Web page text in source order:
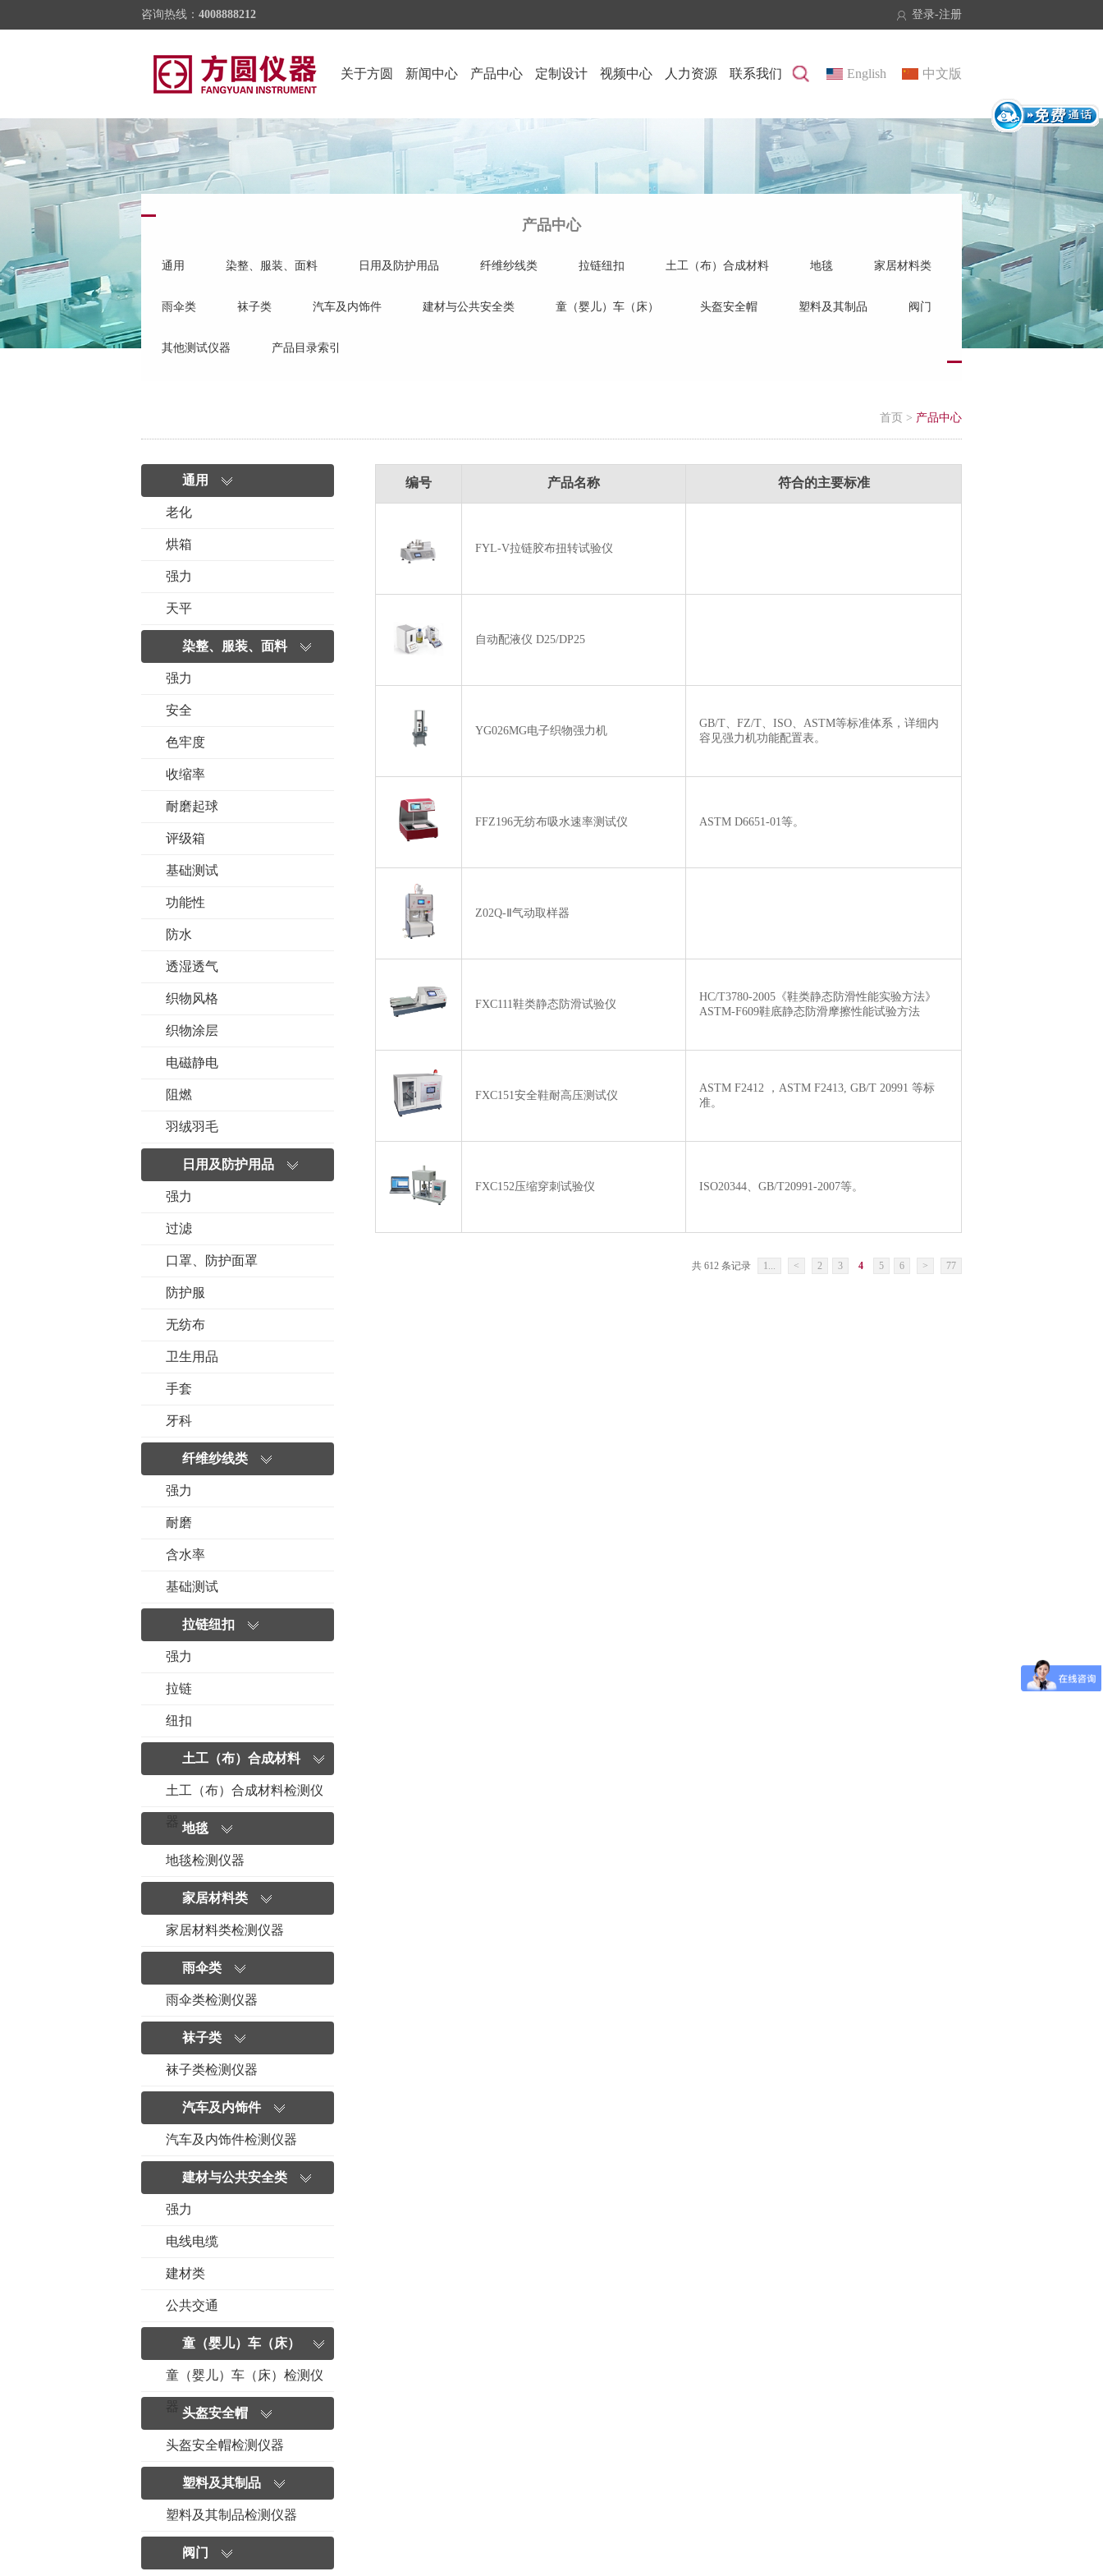
咨询热线： 4008888212 登录-注册
关于方圆 新闻中心 产品中心 定制设计 视频中心 人力资源 联系我们 English 中文版
产品中心
通用 染整、服装、面料 日用及防护用品 纤维纱线类 拉链纽扣 土工（布）合成材料 地毯 家居材料类
雨伞类 袜子类 汽车及内饰件 建材与公共安全类 童（婴儿）车（床） 头盔安全帽 塑料及其制品 阀门
其他测试仪器 产品目录索引
首页 > 产品中心
通用
老化
烘箱
强力
天平
染整、服装、面料
强力
安全
色牢度
收缩率
耐磨起球
评级箱
基础测试
功能性
防水
透湿透气
织物风格
织物涂层
电磁静电
阻燃
羽绒羽毛
日用及防护用品
强力
过滤
口罩、防护面罩
防护服
无纺布
卫生用品
手套
牙科
纤维纱线类
强力
耐磨
含水率
基础测试
拉链纽扣
强力
拉链
纽扣
土工（布）合成材料
土工（布）合成材料检测仪
器 地毯
地毯检测仪器
家居材料类
家居材料类检测仪器
雨伞类
雨伞类检测仪器
袜子类
袜子类检测仪器
汽车及内饰件
汽车及内饰件检测仪器
建材与公共安全类
强力
电线电缆
建材类
公共交通
童（婴儿）车（床）
童（婴儿）车（床）检测仪
器 头盔安全帽
头盔安全帽检测仪器
塑料及其制品
塑料及其制品检测仪器
阀门
编号 产品名称 符合的主要标准
FYL-V拉链胶布扭转试验仪
自动配液仪 D25/DP25
YG026MG电子织物强力机
GB/T、FZ/T、ISO、ASTM等标准体系，详细内
容见强力机功能配置表。
FFZ196无纺布吸水速率测试仪 ASTM D6651-01等。
Z02Q-Ⅱ气动取样器
FXC111鞋类静态防滑试验仪
HC/T3780-2005《鞋类静态防滑性能实验方法》
ASTM-F609鞋底静态防滑摩擦性能试验方法
FXC151安全鞋耐高压测试仪
ASTM F2412 ，ASTM F2413, GB/T 20991 等标
准。
FXC152压缩穿刺试验仪 ISO20344、GB/T20991-2007等。
共 612 条记录 1... < 2 3 4 5 6 > 77